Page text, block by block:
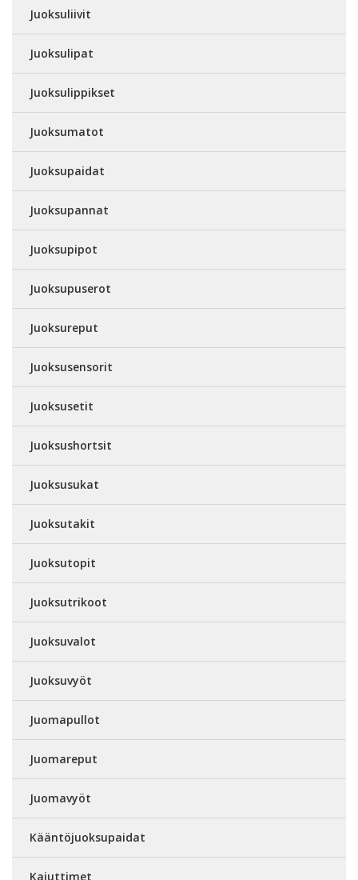
Juoksuliivit
Juoksulipat
Juoksulippikset
Juoksumatot
Juoksupaidat
Juoksupannat
Juoksupipot
Juoksupuserot
Juoksureput
Juoksusensorit
Juoksusetit
Juoksushortsit
Juoksusukat
Juoksutakit
Juoksutopit
Juoksutrikoot
Juoksuvalot
Juoksuvyöt
Juomapullot
Juomareput
Juomavyöt
Kääntöjuoksupaidat
Kaiuttimet